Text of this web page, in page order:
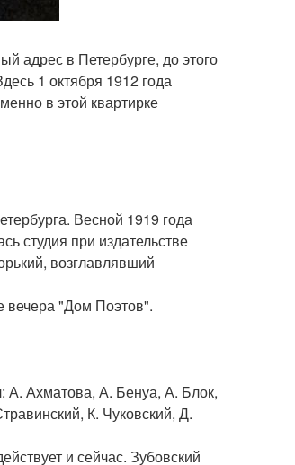
адрес в Петербурге, до этого
1 октября 1912 года
в этой квартирке
Весной 1919 года
студия при издательстве
возглавлявший
вечера "Дом Поэтов".
А. Ахматова, А. Бенуа, А. Блок,
К. Чуковский, Д.
и сейчас. Зубовский